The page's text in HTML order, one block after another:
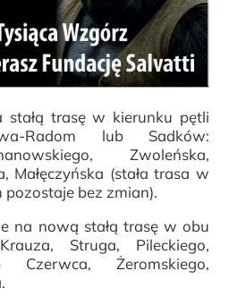
trasę w kierunku pętli
Radom lub Sadków:
Zwoleńska,
Małęczyńska (stała trasa w
bez zmian).
na nową stałą trasę w obu
Struga, Pileckiego,
Czerwca, Żeromskiego,